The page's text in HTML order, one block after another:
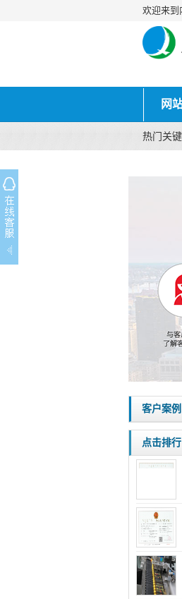
欢迎来到
网
热门关
客户案例
点击排行